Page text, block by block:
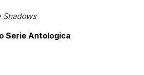
Shadows
Serie Antologica